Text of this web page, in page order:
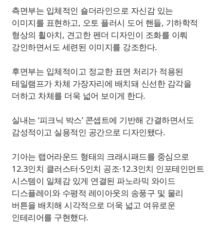
측면부는 입체적인 숄더라인으로 자신감 있는
이미지를 표현하고, 오토 플러시 도어 핸들, 기하학적
형상의 휠아치, 견고한 펜더 디자인이 조화를 이뤄
강인하면서도 세련된 이미지를 강조한다.
후면부는 입체적이고 정교한 표면 처리가 적용된
테일램프가 차체 가장자리에 배치돼 신선한 감각을
더하고 차체를 더욱 넓어 보이게 한다.
실내는 ‘피크닉 박스’ 콘셉트에 기반해 간결하면서도
감성적이고 실용적인 공간으로 디자인됐다.
기아는 랩어라운드 형태의 크래시패드를 중심으로
12.3인치 클러스터·5인치 공조·12.3인치 인포테인먼트
시스템이 일체감 있게 연결된 파노라믹 와이드
디스플레이와 수평적 레이아웃의 송풍구 및 물리
버튼을 배치해 시각적으로 더욱 넓고 여유로운
인테리어를 구현했다.